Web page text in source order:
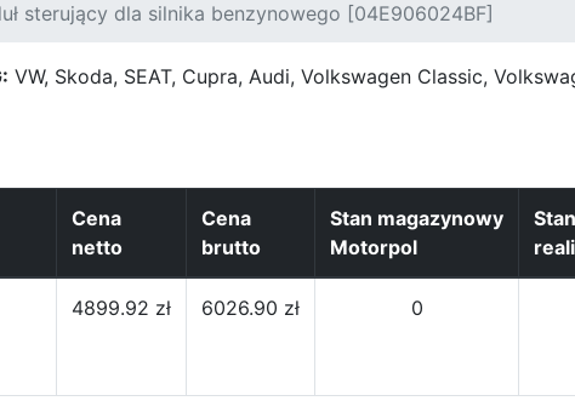
sterujący dla silnika benzynowego [04E906024BF]
VW, Skoda, SEAT, Cupra, Audi, Volkswagen Classic,
Cena
netto
Cena
brutto
Stan magazynowy
Motorpol
4899.92 zł 6026.90 zł 0